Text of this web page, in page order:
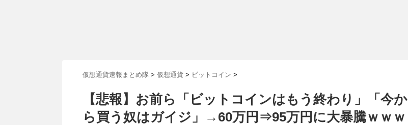
仮想通貨速報まとめ隊 > 仮想通貨 > ビットコイン >
【悲報】お前ら「ビットコインはもう終わり」「今か
ら買う奴はガイジ」→60万円⇒95万円に大暴騰ｗｗｗ